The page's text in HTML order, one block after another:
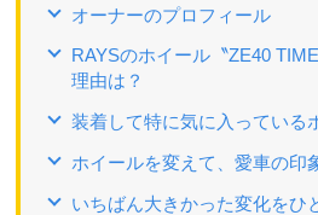
オーナーのプロフィール
RAYSのホイール〝ZE40
理由は？
装着して特に気に入っている
ホイールを変えて、愛車の印
いちばん大きかった変化をひ